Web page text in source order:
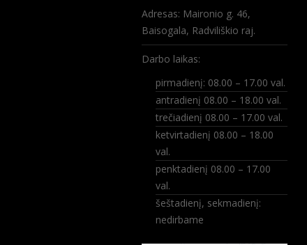
Adresas: Maironio g. 46,
Baisogala, Radviliškio raj.
Darbo laikas:
pirmadienį: 08.00 – 17.00 val.
antradienį 08.00 – 18.00 val.
trečiadienį 08.00 – 17.00 val.
ketvirtadienį 08.00 – 18.00
val.
penktadienį 08.00 – 17.00
val.
šeštadienį, sekmadienį:
nedirbame